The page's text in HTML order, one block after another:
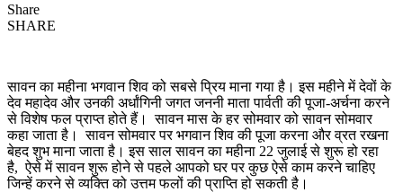
Share
SHARE
सावन का महीना भगवान शिव को सबसे प्रिय माना गया है। इस महीने में देवों के
देव महादेव और उनकी अर्धांगिनी जगत जननी माता पार्वती की पूजा-अर्चना करने
से विशेष फल प्राप्त होते हैं। सावन मास के हर सोमवार को सावन सोमवार
कहा जाता है। सावन सोमवार पर भगवान शिव की पूजा करना और व्रत रखना
बेहद शुभ माना जाता है। इस साल सावन का महीना 22 जुलाई से शुरू हो रहा
है, ऐसे में सावन शुरू होने से पहले आपको घर पर कुछ ऐसे काम करने चाहिए
जिन्हें करने से व्यक्ति को उत्तम फलों की प्राप्ति हो सकती है।